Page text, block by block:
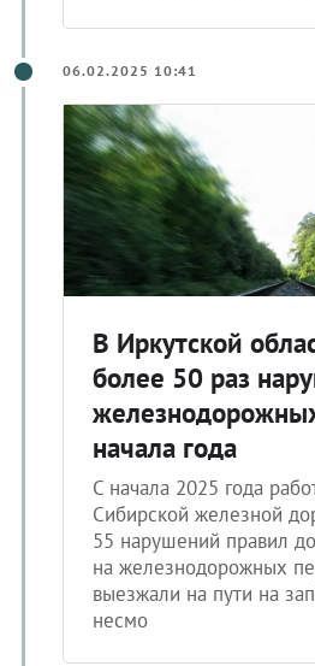
06.02.2025 10:41
В Иркутской
более 50 раз
начала года
С начала 2025 года
Сибирской железной
55 нарушений правил
на железнодорожных
выезжали на пути на
несмо